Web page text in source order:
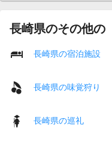
長崎県のその他の
長崎県の宿泊施設
長崎県の味覚狩り
長崎県の巡礼